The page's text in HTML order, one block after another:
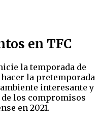
en TFC
la temporada de
hacer la pretemporada
interesante y
de los compromisos
en 2021.